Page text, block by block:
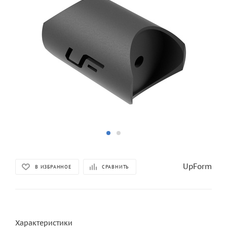
В ИЗБРАННОЕ СРАВНИТЬ UpForm
Характеристики